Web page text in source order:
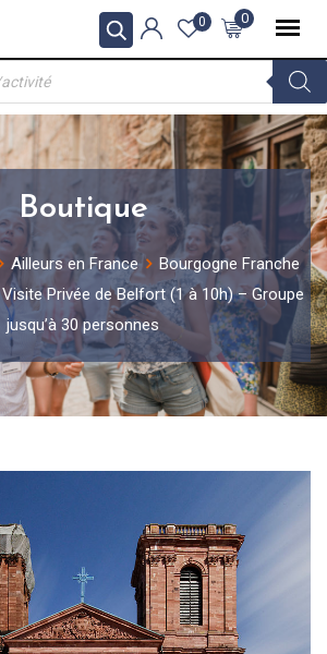
0
0
Boutique
Ailleurs en France
Bourgogne Franche
Visite Privée de Belfort (1 à 10h) – Groupe
jusqu’à 30 personnes